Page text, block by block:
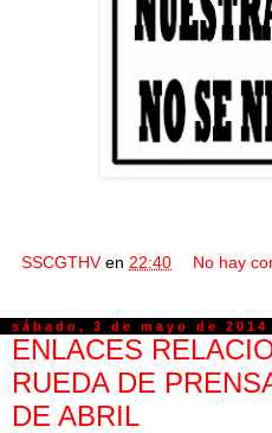
SSCGTHV en 22:40 No hay
sábado, 3 de mayo de 2014
ENLACES
RUEDA DE
DE ABRIL